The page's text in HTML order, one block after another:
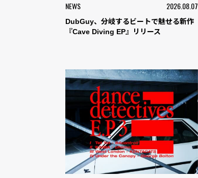
NEWS 2026.08.07
DubGuy、分岐するビートで魅せる新作
『Cave Diving EP』リリース